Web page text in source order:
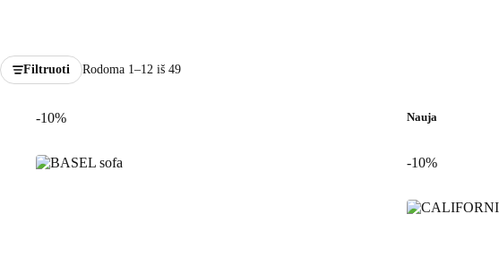
Filtruoti Rodoma 1–12 iš 49
-10%
-10%
Nauja